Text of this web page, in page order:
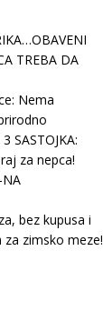
TREBA DA
Nema
SASTOJKA:
za nepca!
NA
bez kupusa i
zimsko meze!